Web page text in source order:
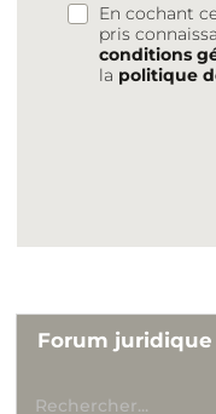
En cochant
pris
conditions
la politique
Forum juridique